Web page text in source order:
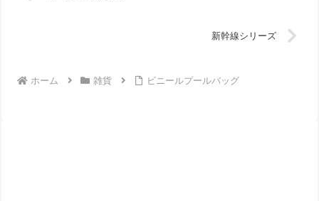
新幹線シリーズ
ホーム 雑貨 ビニールプールバッグ